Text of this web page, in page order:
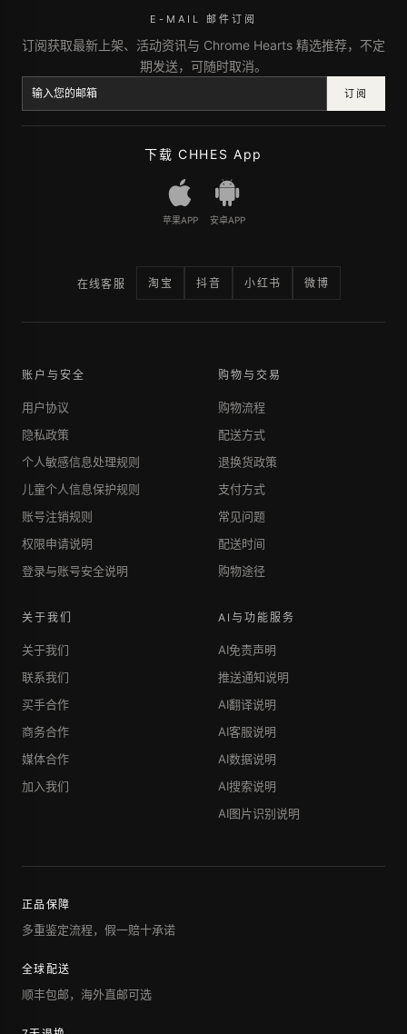
E-MAIL 邮件订阅
订阅获取最新上架、活动资讯与 Chrome Hearts 精选推荐，不定
期发送，可随时取消。
订阅
下载 CHHES App
苹果APP 安卓APP
在线客服 淘宝 抖音 小红书 微博
账户与安全
用户协议
隐私政策
个人敏感信息处理规则
儿童个人信息保护规则
账号注销规则
权限申请说明
登录与账号安全说明
购物与交易
购物流程
配送方式
退换货政策
支付方式
常见问题
配送时间
购物途径
关于我们
关于我们
联系我们
买手合作
商务合作
媒体合作
加入我们
AI与功能服务
AI免责声明
推送通知说明
AI翻译说明
AI客服说明
AI数据说明
AI搜索说明
AI图片识别说明
正品保障
多重鉴定流程，假一赔十承诺
全球配送
顺丰包邮，海外直邮可选